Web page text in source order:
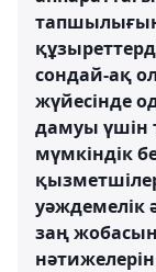
тапшылығын
сондай-ақ
жүйесінде
дамуы үшін
мүмкіндік
уәждемелік
заң